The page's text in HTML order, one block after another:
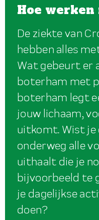
Hoe werken
De ziekte van
hebben alles
Wat gebeurt er
boterham met
boterham legt
jouw lichaam,
uitkomt. Wist je
onderweg alle
uithaalt die je
bijvoorbeeld te
je dagelijkse
doen?